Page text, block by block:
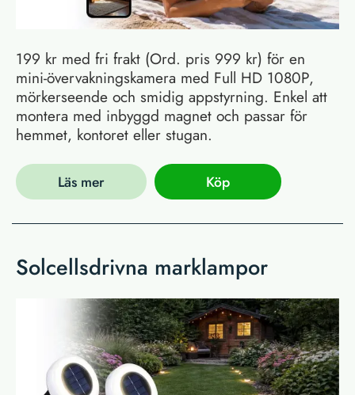
199 kr med fri frakt (Ord. pris 999 kr) för en
mini-övervakningskamera med Full HD 1080P,
mörkerseende och smidig appstyrning. Enkel att
montera med inbyggd magnet och passar för
hemmet, kontoret eller stugan.
Läs mer Köp
Solcellsdrivna marklampor